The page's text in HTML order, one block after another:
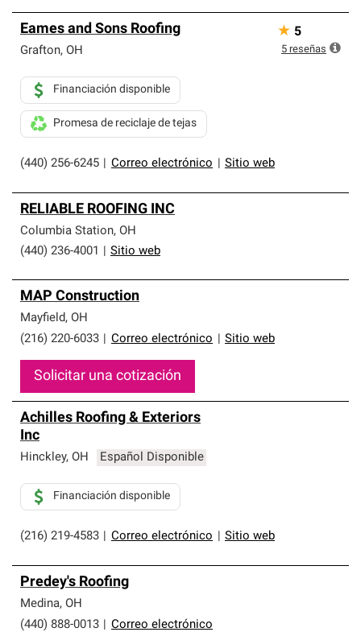
Eames and Sons Roofing
Grafton, OH
(440) 256-6245 Correo electrónico Sitio web
Financiación disponible
Promesa de reciclaje de tejas
★ 5
5 reseñas
RELIABLE ROOFING INC
Columbia Station, OH
(440) 236-4001
Sitio web
MAP Construction
Mayfield, OH
(216) 220-6033
Correo electrónico Sitio web
Solicitar una cotización
Achilles Roofing & Exteriors
Inc
Hinckley, OH Español Disponible
(216) 219-4583 Correo electrónico Sitio web
Financiación disponible
Predey's Roofing
Medina, OH
(440) 888-0013
Correo electrónico